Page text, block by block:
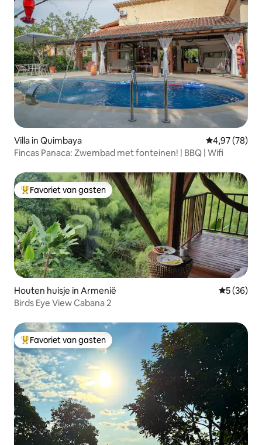
Villa in Quimbaya Gemiddelde
4,97 (78)
Fincas Panaca: Zwembad met fonteinen! | BBQ | Wifi
Topfavoriet van gasten
Favoriet van gasten
Houten huisje in Armenië
5 (36)
Birds Eye View Cabana 2
Topfavoriet van gasten
Favoriet van gasten